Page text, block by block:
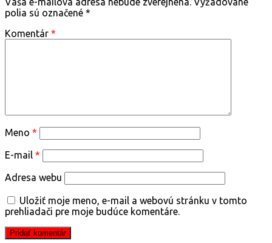
polia sú označené *
Komentár *
Meno *
E-mail *
Adresa webu
Uložiť moje meno, e-mail a webovú stránku v tomto
prehliadači pre moje budúce komentáre.